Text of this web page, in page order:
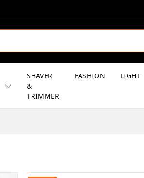
SHAVER
&
TRIMMER
FASHION
LIGHT